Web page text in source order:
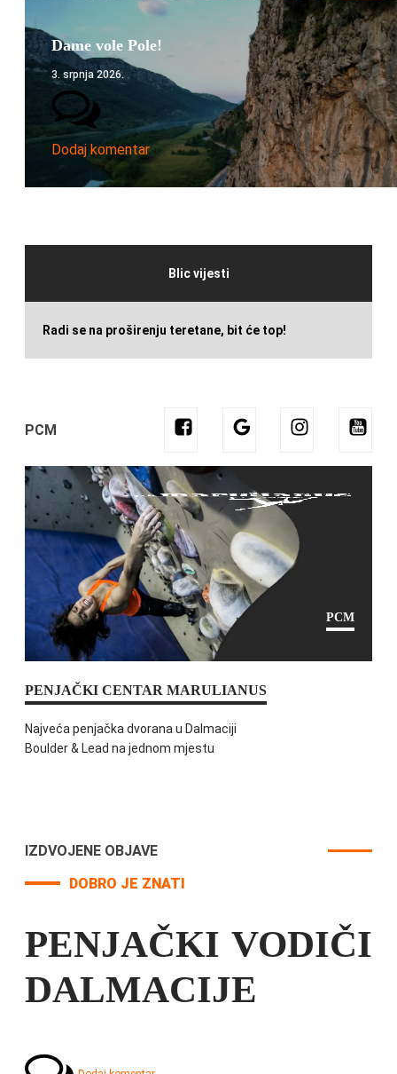
Dame vole Pole!
3. srpnja 2026.
Dodaj komentar
Blic vijesti
Radi se na proširenju teretane, bit će top!
PCM
PCM
PENJAČKI CENTAR MARULIANUS
Najveća penjačka dvorana u Dalmaciji
Boulder & Lead na jednom mjestu
IZDVOJENE OBJAVE
DOBRO JE ZNATI
PENJAČKI VODIČI
DALMACIJE